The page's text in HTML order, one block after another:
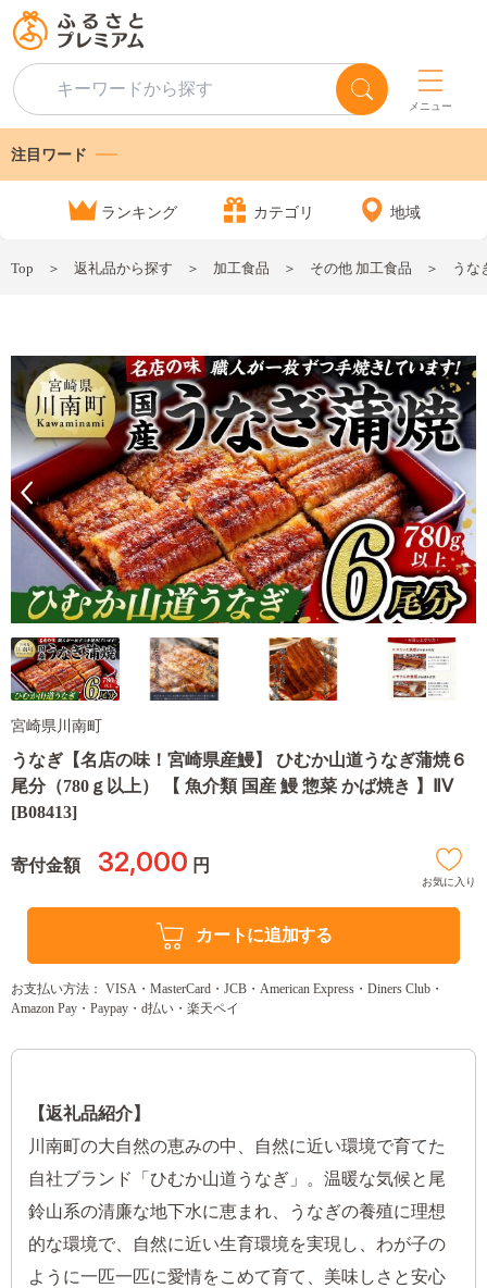
メニュー
注目ワード
ランキング カテゴリ 地域
Top 返礼品から探す 加工食品 その他 加工食品 うな
宮崎県川南町
うなぎ【名店の味！宮崎県産鰻】 ひむか山道うなぎ蒲焼６
尾分（780ｇ以上） 【 魚介類 国産 鰻 惣菜 かば焼き 】ⅡⅤ
[B08413]
寄付金額 32,000 円
お気に入り
カートに追加する
お支払い方法： VISA・MasterCard・JCB・American Express・Diners Club・
Amazon Pay・Paypay・d払い・楽天ペイ
【返礼品紹介】
川南町の大自然の恵みの中、自然に近い環境で育てた
自社ブランド「ひむか山道うなぎ」。温暖な気候と尾
鈴山系の清廉な地下水に恵まれ、うなぎの養殖に理想
的な環境で、自然に近い生育環境を実現し、わが子の
ように一匹一匹に愛情をこめて育て、美味しさと安心